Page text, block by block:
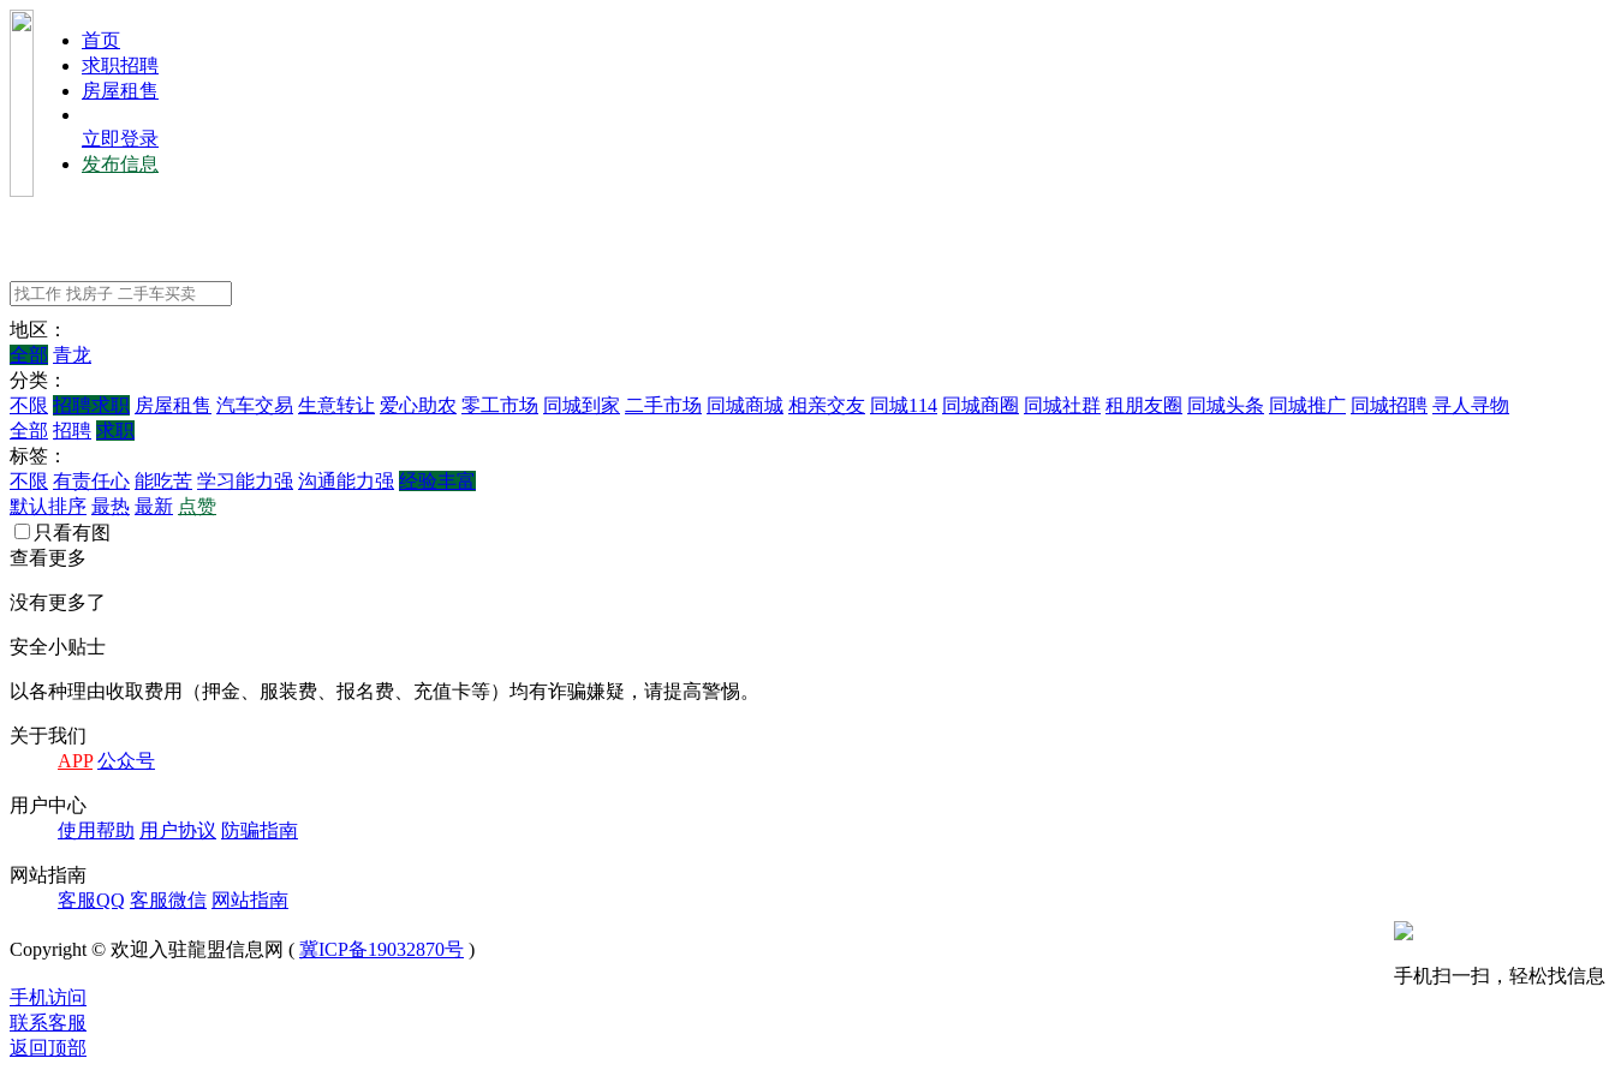
⾸⻚
求职招聘
房屋租售
立即登录
发布信息
地区：
全部 青龙
分类：
不限 招聘求职 房屋租售 汽车交易 生意转让 爱心助农 零工市场 同城到家 二手市场 同城商城 相亲交友 同城114 同城商圈 同城社群 租朋友圈 同城头条 同城推广 同城招聘 寻人寻物
全部 招聘 求职
标签：
不限 有责任心 能吃苦 学习能力强 沟通能力强 经验丰富
默认排序 最热 最新 点赞
只看有图
查看更多
没有更多了
安全小贴士
以各种理由收取费⽤（押⾦、服装费、报名费、充值卡等）均有诈骗嫌疑，请提⾼警惕。
关于我们
APP 公众号
⽤户中⼼
使⽤帮助 ⽤户协议 防骗指南
⽹站指南
客服QQ 客服微信 ⽹站指南
手机扫一扫，轻松找信息
Copyright © 欢迎入驻龍盟信息网 ( 冀ICP备19032870号 )
手机访问
联系客服
返回顶部